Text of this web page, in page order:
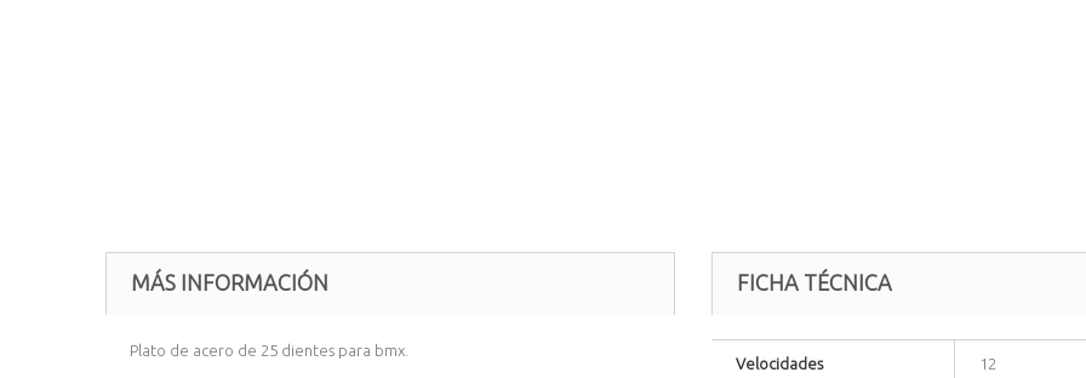
MÁS INFORMACIÓN
Plato de acero de 25 dientes para bmx.
FICHA TÉCNICA
Velocidades 12